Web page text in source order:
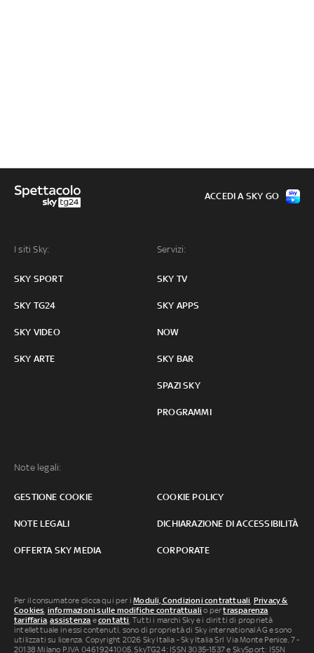
I siti Sky:
SKY SPORT
SKY TG24
SKY VIDEO
SKY ARTE
Servizi:
SKY TV
SKY APPS
NOW
SKY BAR
SPAZI SKY
PROGRAMMI
Note legali:
GESTIONE COOKIE COOKIE POLICY
NOTE LEGALI DICHIARAZIONE DI ACCESSIBILITÀ
OFFERTA SKY MEDIA CORPORATE
ACCEDI A SKY GO
Per il consumatore clicca qui per iModuli, Condizioni contrattuali Privacy &
Cookies informazioni sulle modifiche contrattuali o pertrasparenza
tariffaria ,assistenza econtatti . Tutti i marchi Sky e i diritti di proprietà
intellettuale in essi contenuti, sono di proprietà di Sky international AG e sono
utilizzati su licenza. Copyright 2026 Sky Italia - Sky Italia Srl Via Monte Penice, 7 -
20138 Milano P.IVA 04619241005. SkyTG24: ISSN 3035-1537 e SkySport: ISSN